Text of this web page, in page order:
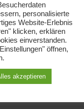
personalisierte
Website-Erlebnis
klicken, erklären
einverstanden.
öffnen,
akzeptieren